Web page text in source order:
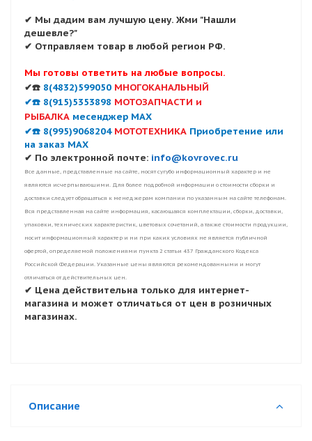
✔ Мы дадим вам лучшую цену. Жми "Нашли
дешевле?"
✔ Отправляем товар в любой регион РФ.
Мы готовы ответить на любые вопросы.
✔☎️ 8(4832)599050 МНОГОКАНАЛЬНЫЙ
✔☎️ 8(915)5353898 МОТОЗАПЧАСТИ и
РЫБАЛКА месенджер MAX
✔☎️ 8(995)9068204 МОТОТЕХНИКА Приобретение или
на заказ MAX
✔ По электронной почте: info@kovrovec.ru
Все данные, представленные на сайте, носят сугубо информационный характер и не
являются исчерпывающими. Для более подробной информации о стоимости сборки и
доставки следует обращаться к менеджерам компании по указанным на сайте телефонам.
Вся представленная на сайте информация, касающаяся комплектации, сборки, доставки,
упаковки, технических характеристик, цветовых сочетаний, а также стоимости продукции,
носит информационный характер и ни при каких условиях не является публичной
офертой, определяемой положениями пункта 2 статьи 437 Гражданского Кодекса
Российской Федерации. Указанные цены являются рекомендованными и могут
отличаться от действительных цен.
✔ Цена действительна только для интернет-
магазина и может отличаться от цен в розничных
магазинах.
Описание